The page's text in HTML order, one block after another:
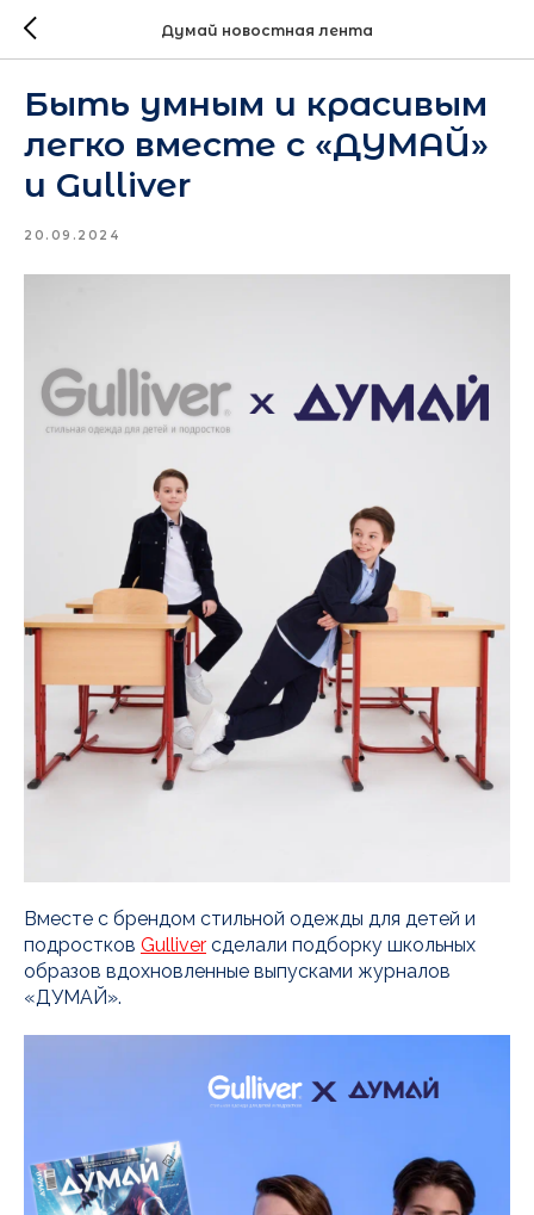
Думай новостная лента
Быть умным и красивым
легко вместе с «ДУМАЙ»
и Gulliver
20.09.2024
Вместе с брендом стильной одежды для детей и
подростков Gulliver сделали подборку школьных
образов вдохновленные выпусками журналов
«ДУМАЙ».